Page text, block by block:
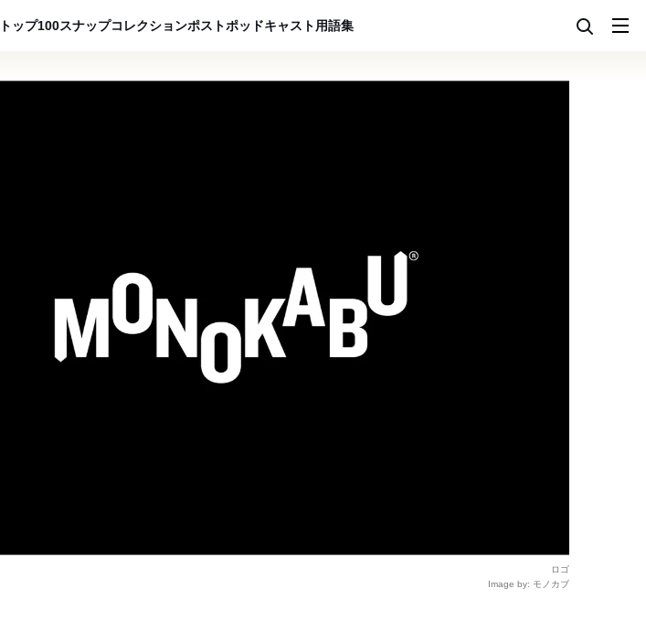
トップ100スナップコレクションポストポッドキャスト用語集
ロゴ
Image by: モノカブ